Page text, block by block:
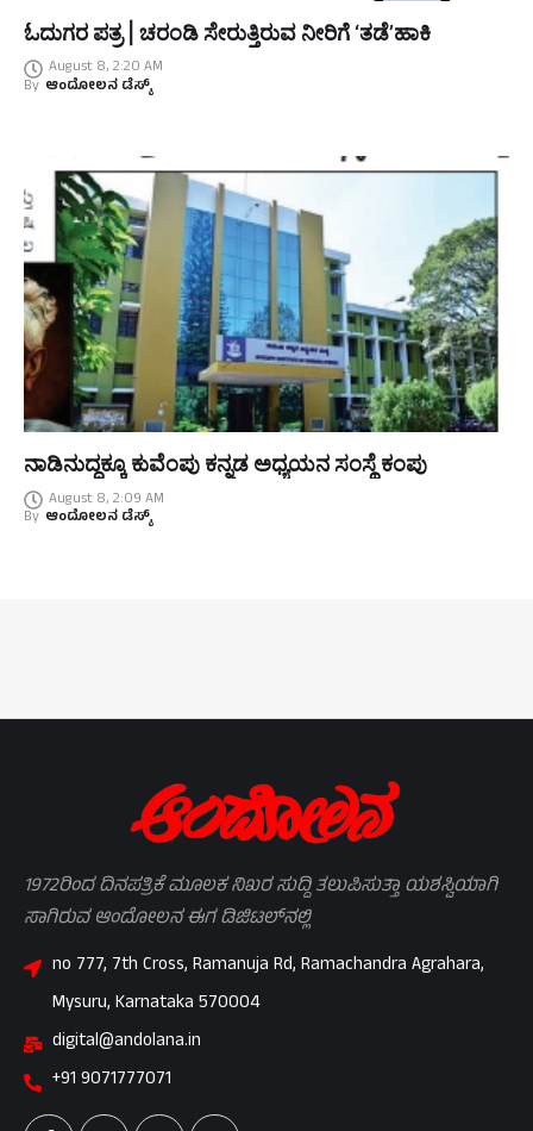
ಓದುಗರ ಪತ್ರ | ಚರಂಡಿ ಸೇರುತ್ತಿರುವ ನೀರಿಗೆ ‘ತಡೆ’ಹಾಕಿ
August 8, 2:20 AM
By ಆಂದೋಲನ ಡೆಸ್ಕ್
ನಾಡಿನುದ್ದಕ್ಕೂ ಕುವೆಂಪು ಕನ್ನಡ ಅಧ್ಯಯನ ಸಂಸ್ಥೆ ಕಂಪು
August 8, 2:09 AM
By ಆಂದೋಲನ ಡೆಸ್ಕ್
1972ರಿಂದ ದಿನಪತ್ರಿಕೆ ಮೂಲಕ ನಿಖರ ಸುದ್ದಿ ತಲುಪಿಸುತ್ತಾ ಯಶಸ್ವಿಯಾಗಿ
ಸಾಗಿರುವ ಆಂದೋಲನ ಈಗ ಡಿಜಿಟಲ್‌ನಲ್ಲಿ
no 777, 7th Cross, Ramanuja Rd, Ramachandra Agrahara,
Mysuru, Karnataka 570004
digital@andolana.in
+91 9071777071